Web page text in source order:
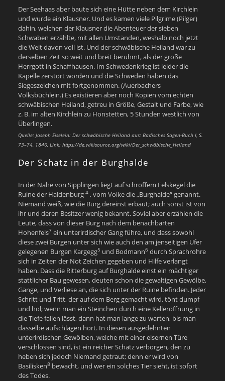
Der Seehaas aber baute sich eine Hütte neben dem Kirchlein
und wurde ein Klausner. Und es kamen viele Pilgrime (Pilger)
dahin, welchen der Klausner die Abenteuer der sieben
Schwaben erzählte, mit allen Umständen, weshalb noch jetzt
die Welt davon voll ist. Und der schwäbische Heiland war zu
derselben Zeit so weit und breit berühmt, als der große
Herrgott in Schaffhausen. Im Schwedenkrieg ist leider die
Kapelle zerstört worden und die Schweden haben das
Siegeszeichen mit fortgenommen. (Auerbachers
Volksbüchlein.) Es existieren aber noch Kopien vom echten
schwäbischen Heiland, getreu in Größe, Gestalt und Farbe, wie
z. B. im alten Kirchlein zu Honstetten, 5 Stunden westlich von
Überlingen.
Quelle: Joseph Eiselein: Der schwäbische Heiland aus: Badisches Sagen-Buch I, S.
73–74, 1846, Link: https://de.wikisource.org/wiki/Der_schwäbische_Heiland
Der Schatz in der Burghalde
In der Nähe von Sipplingen liegt auf schroffem Felskegel die
Ruine der Haldenburg 4, vom Volke die „Burghalde“ genannt.
Niemand weiß, wie die Burg dereinst erbaut; auch sonst ist von
ihr und deren Besitzer wenig bekannt. Soviel aber erzählen die
Leute, dass von dieser Burg nach dem benachbarten
Hohenfels7ein unterirdischer Gang führe, und dass sowohl
diese zwei Burgen unter sich wie auch den am jenseitigen Ufer
gelegenen Burgen Kargegg5 und Bodmann6durch Sprachrohre
sich in Zeiten der Not Zeichen gegeben und Hilfe verlangt
haben. Dass die Ritterburg auf Burghalde einst ein mächtiger
stattlicher Bau gewesen, deuten schon die gewaltigen Gewölbe,
Gänge, und Verliese an, die sich unter der Ruine befinden. Jeder
Schritt und Tritt, der auf dem Berg gemacht wird, tönt dumpf
und hol; wenn man ein Steinchen durch eine Kelleröffnung in
die Tiefe fallen lässt, dann hat man lange zu warten, bis man
dasselbe aufschlagen hört. In diesen ausgedehnten
unterirdischen Gewölben, welche mit einer eisernen Türe
verschlossen sind, ist ein reicher Schatz verborgen, den zu
heben sich jedoch Niemand getraut; denn er wird von
Basilisken8 bewacht, und wer ein solches Tier sieht, ist sofort
des Todes.